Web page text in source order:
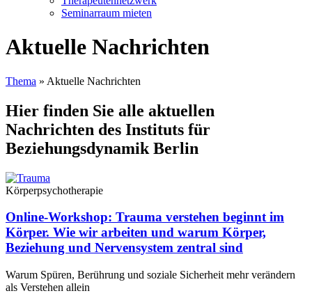
Seminarraum mieten
Aktuelle Nachrichten
Thema » Aktuelle Nachrichten
Hier finden Sie alle aktuellen
Nachrichten des Instituts für
Beziehungsdynamik Berlin
Körperpsychotherapie
Online-Workshop: Trauma verstehen beginnt im
Körper. Wie wir arbeiten und warum Körper,
Beziehung und Nervensystem zentral sind
Warum Spüren, Berührung und soziale Sicherheit mehr verändern
als Verstehen allein